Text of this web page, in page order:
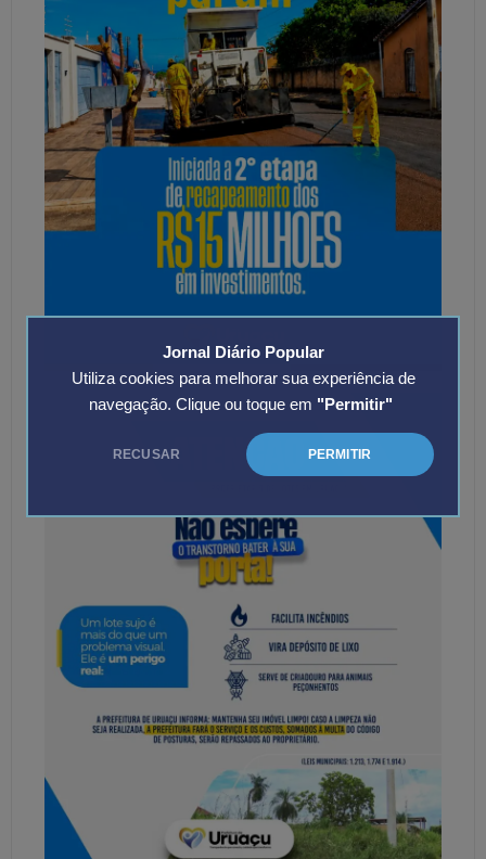
Jornal Diário Popular
Utiliza cookies para melhorar sua experiência de
navegação. Clique ou toque em "Permitir"
RECUSAR PERMITIR